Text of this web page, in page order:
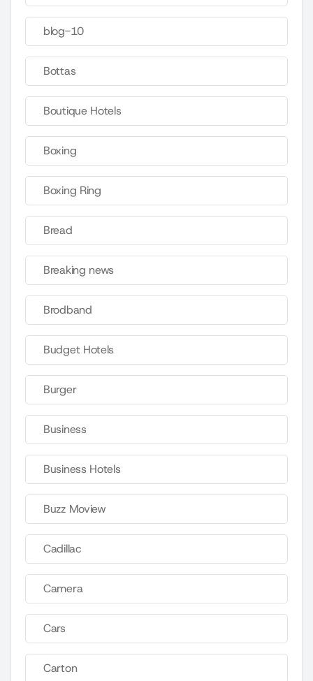
blog-10
Bottas
Boutique Hotels
Boxing
Boxing Ring
Bread
Breaking news
Brodband
Budget Hotels
Burger
Business
Business Hotels
Buzz Moview
Cadillac
Camera
Cars
Carton